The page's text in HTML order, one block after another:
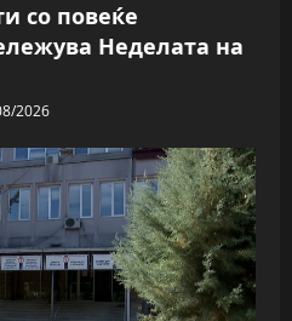
со повеќе
Неделата на
2026